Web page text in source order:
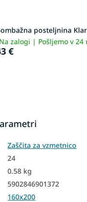
posteljnina
Na zalogi | Pošljemo v 24
€
Zaščita za vzmetnico
24
0.58 kg
5902846901372
160x200